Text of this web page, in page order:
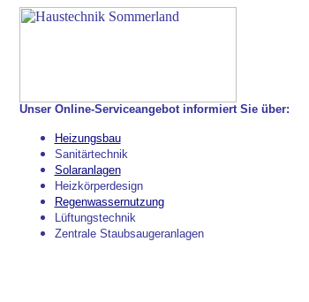
Unser Online-Serviceangebot informiert Sie über:
Heizungsbau
Sanitärtechnik
Solaranlagen
Heizkörperdesign
Regenwassernutzung
Lüftungstechnik
Zentrale Staubsaugeranlagen